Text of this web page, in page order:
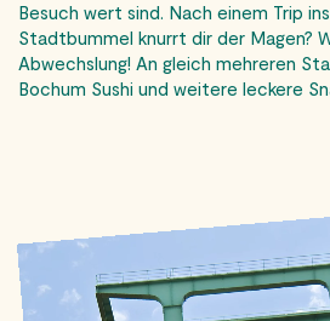
Besuch wert sind. Nach einem Trip
Stadtbummel knurrt dir der Magen?
Abwechslung! An gleich mehreren
Bochum Sushi und weitere leckere